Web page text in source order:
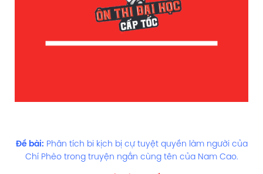
Đề bài: Phân tích bi kịch bị cự tuyệt quyền làm người của
Chí Phèo trong truyện ngắn cùng tên của Nam Cao.